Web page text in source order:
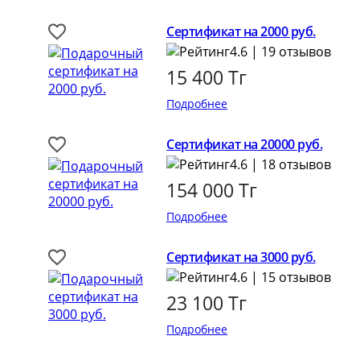
Сертификат на 2000 руб.
4.6 | 19 отзывов
15 400Тг
Подробнее
Сертификат на 20000 руб.
4.6 | 18 отзывов
154 000Тг
Подробнее
Сертификат на 3000 руб.
4.6 | 15 отзывов
23 100Тг
Подробнее